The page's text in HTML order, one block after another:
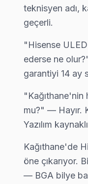
↑ Kağıthane TV
Kağıthane
· Bakırköy Hisense
· Başakşehir
· Bayrampaşa
· Beşiktaş
Kağıthane
· Kağıthane Sony
· Kağıthane Philips
· Kağıthane Hi-
· Kağıthane
teknisyen adı,
geçerli.
"Hisense
ederse ne
garantiyi 14 ay
mu?" — Hayır.
Yazılım
Kağıthane'de
öne çıkarıyor.
— BGA bilye